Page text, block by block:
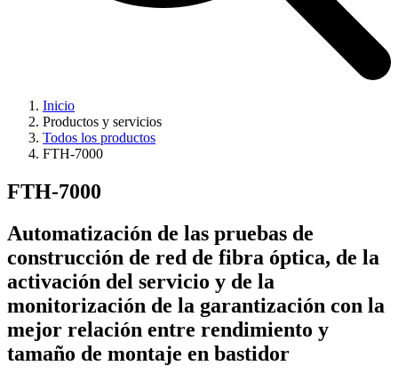
Inicio
Productos y servicios
Todos los productos
FTH-7000
FTH-7000
Automatización de las pruebas de
construcción de red de fibra óptica, de la
activación del servicio y de la
monitorización de la garantización con la
mejor relación entre rendimiento y
tamaño de montaje en bastidor